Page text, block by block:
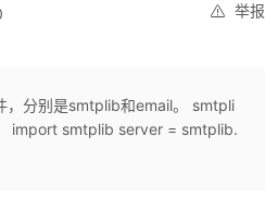
举报
，分别是smtplib和email。 smtpli
import smtplib server = smtplib.